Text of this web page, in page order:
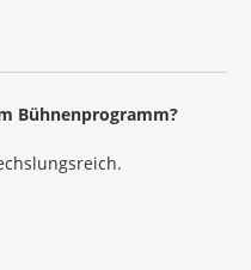
Bühnenprogramm?